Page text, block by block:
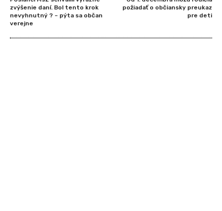
zvýšenie daní. Bol tento krok
nevyhnutný ? – pýta sa občan
verejne
požiadať o občiansky preukaz
pre deti